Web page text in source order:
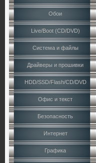
Обои
Live/Boot (CD/DVD)
Система и файлы
Драйверы и прошивки
HDD/SSD/Flash/CD/DVD
Офис и текст
Безопасность
Интернет
Графика